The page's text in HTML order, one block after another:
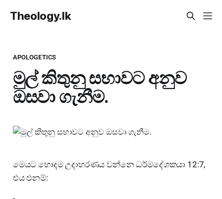
Theology.lk
APOLOGETICS
මුල් කිතුනු සභාවට අනුව
ඔසවා ගැනීම.
මෙයට හොදම උදාහරණය වන්නෙ ධර්මදේශකයා 12:7,
එය එනම්: